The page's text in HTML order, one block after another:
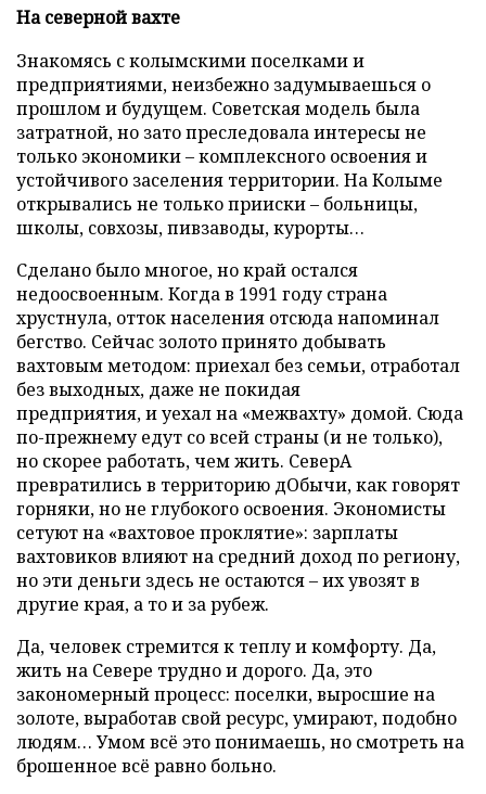
На северной вахте
Знакомясь с колымскими поселками и
предприятиями, неизбежно задумываешься о
прошлом и будущем. Советская модель была
затратной, но зато преследовала интересы не
только экономики – комплексного освоения и
устойчивого заселения территории. На Колыме
открывались не только прииски – больницы,
школы, совхозы, пивзаводы, курорты…
Сделано было многое, но край остался
недоосвоенным. Когда в 1991 году страна
хрустнула, отток населения отсюда напоминал
бегство. Сейчас золото принято добывать
вахтовым методом: приехал без семьи, отработал
без выходных, даже не покидая
предприятия, и уехал на «межвахту» домой. Сюда
по-прежнему едут со всей страны (и не только),
но скорее работать, чем жить. СеверА
превратились в территорию дОбычи, как говорят
горняки, но не глубокого освоения. Экономисты
сетуют на «вахтовое проклятие»: зарплаты
вахтовиков влияют на средний доход по региону,
но эти деньги здесь не остаются – их увозят в
другие края, а то и за рубеж.
Да, человек стремится к теплу и комфорту. Да,
жить на Севере трудно и дорого. Да, это
закономерный процесс: поселки, выросшие на
золоте, выработав свой ресурс, умирают, подобно
людям… Умом всё это понимаешь, но смотреть на
брошенное всё равно больно.